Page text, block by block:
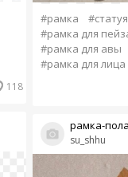
118
#рамка
#статуя
#рамка для
#рамка для авы
#рамка для лица
su_shhu
рамка-